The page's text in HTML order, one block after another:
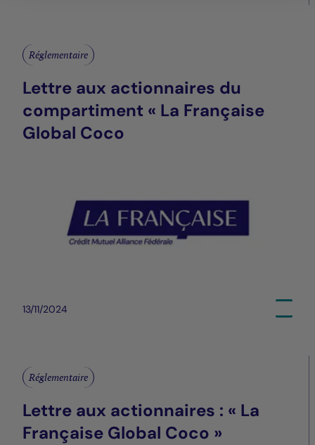
Réglementaire
Lettre aux actionnaires du
compartiment « La Française
Global Coco
13/11/2024
Réglementaire
Lettre aux actionnaires : « La
Française Global Coco »